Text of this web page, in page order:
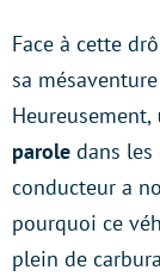
Face à cette
sa
Heureusement,
parole dans
conducteur a
pourquoi ce
plein de